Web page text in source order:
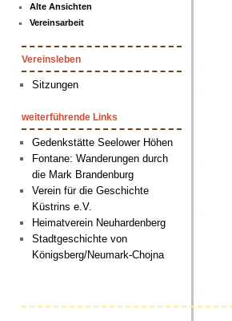
Alte Ansichten
Vereinsarbeit
Vereinsleben
Sitzungen
weiterführende Links
Gedenkstätte Seelower Höhen
Fontane: Wanderungen durch
die Mark Brandenburg
Verein für die Geschichte
Küstrins e.V.
Heimatverein Neuhardenberg
Stadtgeschichte von
Königsberg/Neumark-Chojna